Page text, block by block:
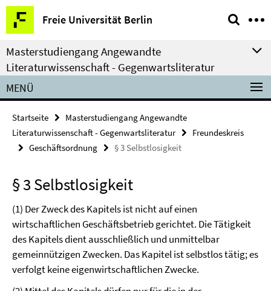
Springe
direkt
zu
Inhalt
Freie Universität Berlin
Service-
Navigation
Masterstudiengang Angewandte
Literaturwissenschaft - Gegenwartsliteratur
MENÜ
Startseite
Masterstudiengang Angewandte
Literaturwissenschaft - Gegenwartsliteratur
Freundeskreis
Geschäftsordnung
§ 3 Selbstlosigkeit
§ 3 Selbstlosigkeit
(1) Der Zweck des Kapitels ist nicht auf einen
wirtschaftlichen Geschäftsbetrieb gerichtet. Die Tätigkeit
des Kapitels dient ausschließlich und unmittelbar
gemeinnützigen Zwecken. Das Kapitel ist selbstlos tätig; es
verfolgt keine eigenwirtschaftlichen Zwecke.